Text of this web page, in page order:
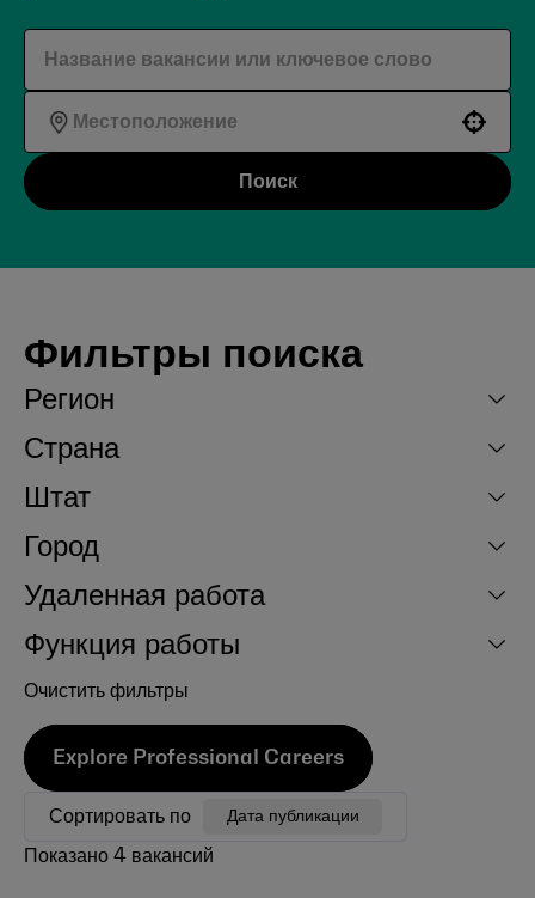
Поиск
Фильтры поиска
Регион
Страна
Штат
Город
Удаленная работа
Функция работы
Очистить фильтры
Explore Professional Careers
Показано 4 вакансий
Сортировать по Дата публикации